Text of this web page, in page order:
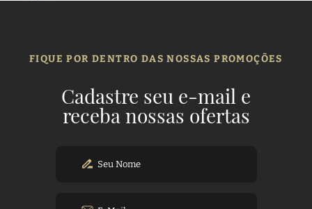
FIQUE POR DENTRO DAS NOSSAS PROMOÇÕES
Cadastre seu e-mail e
receba nossas ofertas